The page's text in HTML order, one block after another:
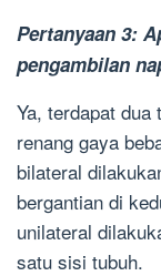
Pertanyaan 3:
pengambilan
Ya, terdapat dua
renang gaya
bilateral
bergantian di
unilateral
satu sisi tubuh.